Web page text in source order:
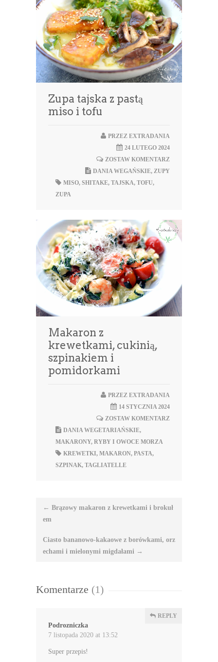
Zupa tajska z pastą
miso i tofu
PRZEZ EXTRADANIA
24 LUTEGO 2024
ZOSTAW KOMENTARZ
DANIA WEGAŃSKIE, ZUPY
MISO, SHITAKE, TAJSKA, TOFU,
ZUPA
Makaron z
krewetkami, cukinią,
szpinakiem i
pomidorkami
PRZEZ EXTRADANIA
14 STYCZNIA 2024
ZOSTAW KOMENTARZ
DANIA WEGETARIAŃSKIE,
MAKARONY, RYBY I OWOCE MORZA
KREWETKI, MAKARON, PASTA,
SZPINAK, TAGLIATELLE
Nawigacja
wpisu
← Brązowy makaron z krewetkami i brokuł
em
Ciasto bananowo-kakaowe z borówkami, orz
echami i mielonymi migdałami →
Komentarze (1)
Podrozniczka
7 listopada 2020 at 13:52
REPLY
Super przepis!